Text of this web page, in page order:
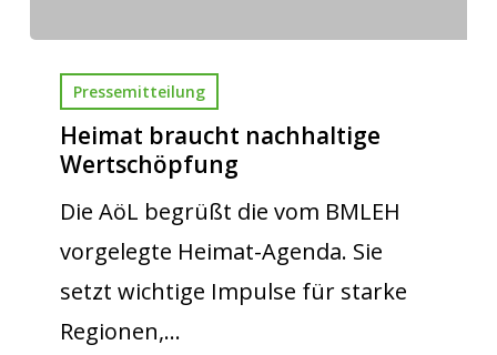
Pressemitteilung
Heimat braucht nachhaltige
Wertschöpfung
Die AöL begrüßt die vom BMLEH
vorgelegte Heimat-Agenda. Sie
setzt wichtige Impulse für starke
Regionen,…